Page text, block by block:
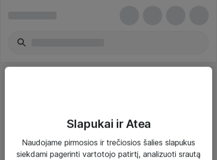
Paslaugos
Slapukai ir Atea
Naudojame pirmosios ir trečiosios šalies slapukus
siekdami pagerinti vartotojo patirtį, analizuoti srautą